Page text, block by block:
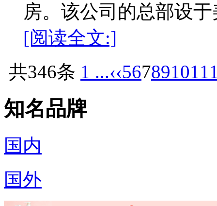
房。该公司的总部设
[阅读全文:]
共346条 1 ...‹‹567891011
知名品牌
国内
国外